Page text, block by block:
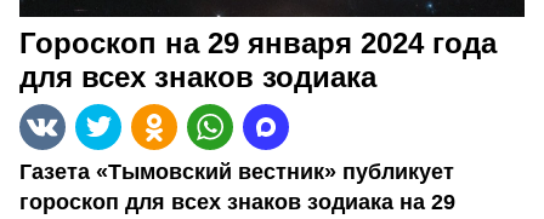
Гороскоп на 29 января 2024 года
для всех знаков зодиака
Газета «Тымовский вестник» публикует
гороскоп для всех знаков зодиака на 29